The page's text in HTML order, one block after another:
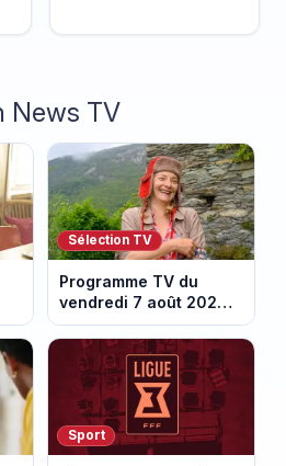
News TV
Sélection TV
Programme TV du
vendredi 7 août 2026 :
notre sélection pour
votre soirée télé
Sport